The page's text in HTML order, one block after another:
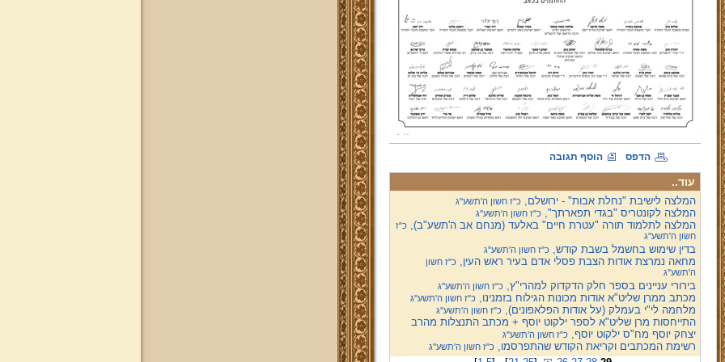
הדפס הוסף תגובה
עוד..
המלצה לישיבת "נחלת אבות" - ירושלם,כ"ז חשון ה'תשע''ג
המלצה לקונטריס "בגדי תפארתך",כ"ז חשון ה'תשע''ג
המלצה לתלמוד תורה "עטרת חיים" באלעד (מנחם אב ה'תשע"ב),כ"ז
חשון ה'תשע''ג
בדין שימוש בחשמל בשבת קודש,כ"ז חשון ה'תשע''ג
מחאה נמרצת אודות הצבת פסלי אדם בעיר ראש העין,כ"ז חשון
ה'תשע''ג
בירורי עניינים בספר חלק הדקדוק למהרי"ץ,כ"ז חשון ה'תשע''ג
מכתב ממרן שליט"א אודות מכונות הגילוח בזמנינו,כ"ז חשון ה'תשע''ג
מלחמה לי"י בעמלק (על אודות הפלאפונים),כ"ז חשון ה'תשע''ג
התייחסות מרן שליט"א לספר ילקוט יוסף + מכתב התנצלות מהרב
יצחק יוסף מח"ס ילקוט יוסף,כ"ז חשון ה'תשע''ג
רשימת המכתבים וקריאת הקודש שהתפרסמו,כ"ז חשון ה'תשע''ג